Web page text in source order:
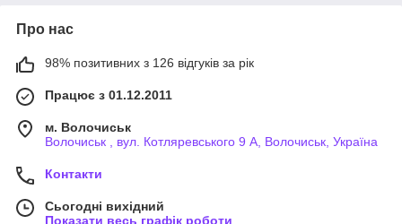
Про нас
98% позитивних з 126 відгуків за рік
Працює з 01.12.2011
м. Волочиськ
Волочиськ , вул. Котляревського 9 А, Волочиськ, Україна
Контакти
Сьогодні вихідний
Показати весь графік роботи